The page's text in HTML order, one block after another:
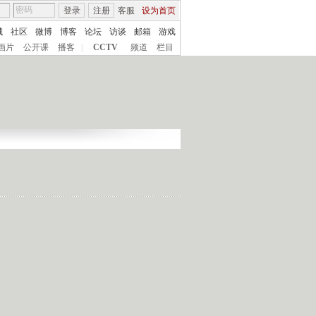
客服 设为首页
登录 注册
社区 微博 博客 论坛 访谈 邮箱
游戏
片
公开课 播客 CCTV 频道 栏目